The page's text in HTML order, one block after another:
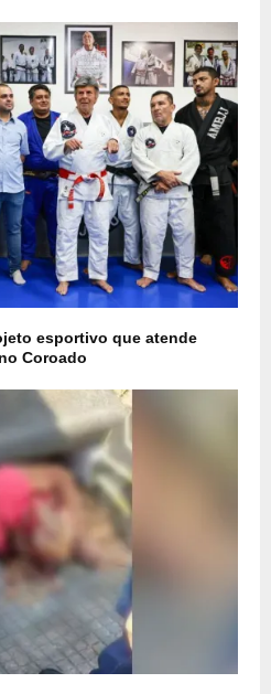
esportivo que atende
Coroado